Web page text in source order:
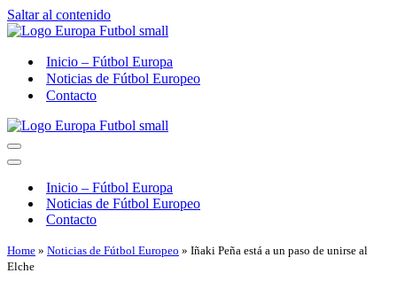
Saltar al contenido
Inicio – Fútbol Europa
Noticias de Fútbol Europeo
Contacto
Menú
de
Menú
navegaciónInicio – Fútbol Europa
Noticias de Fútbol Europeo
Contacto
Home » Noticias de Fútbol Europeo » Iñaki Peña está a un paso de unirse al
Elche